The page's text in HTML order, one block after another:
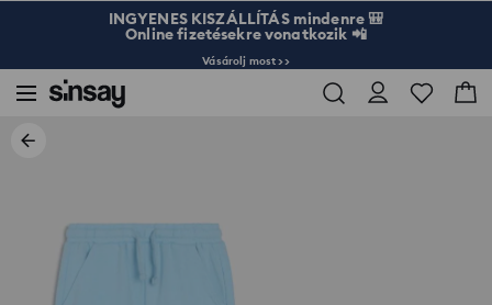
INGYENES KISZÁLLÍTÁS mindenre 🎒
Online fizetésekre vonatkozik 📲
Vásárolj most >>